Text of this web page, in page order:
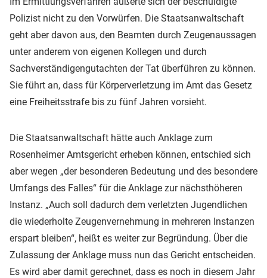
Polizist nicht zu den Vorwürfen. Die Staatsanwaltschaft
geht aber davon aus, den Beamten durch Zeugenaussagen
unter anderem von eigenen Kollegen und durch
Sachverständigengutachten der Tat überführen zu können.
Sie führt an, dass für Körperverletzung im Amt das Gesetz
eine Freiheitsstrafe bis zu fünf Jahren vorsieht.
Die Staatsanwaltschaft hätte auch Anklage zum
Rosenheimer Amtsgericht erheben können, entschied sich
aber wegen „der besonderen Bedeutung und des besondere
Umfangs des Falles“ für die Anklage zur nächsthöheren
Instanz. „Auch soll dadurch dem verletzten Jugendlichen
die wiederholte Zeugenvernehmung in mehreren Instanzen
erspart bleiben“, heißt es weiter zur Begründung. Über die
Zulassung der Anklage muss nun das Gericht entscheiden.
Es wird aber damit gerechnet, dass es noch in diesem Jahr